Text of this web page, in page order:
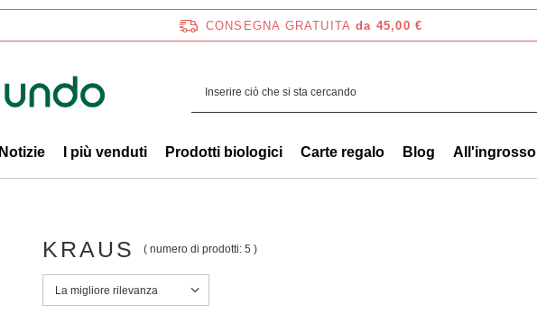
CONSEGNA GRATUITA da 45,00 €
Notizie I più venduti Prodotti biologici Carte regalo Blog All'ingrosso
KRAUS ( numero di prodotti: 5 )
Modifica ordinamento
La migliore rilevanza